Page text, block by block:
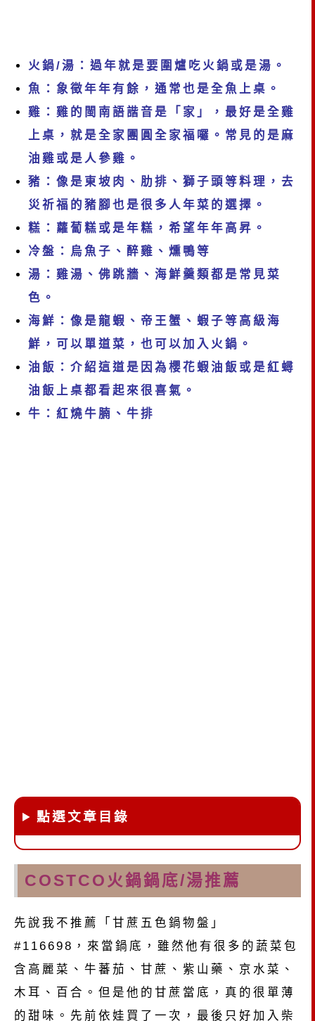
火鍋/湯：過年就是要圍爐吃火鍋或是湯。
魚：象徵年年有餘，通常也是全魚上桌。
雞：雞的閩南語諧音是「家」，最好是全雞
上桌，就是全家團圓全家福囉。常見的是麻
油雞或是人參雞。
豬：像是東坡肉、肋排、獅子頭等料理，去
災祈福的豬腳也是很多人年菜的選擇。
糕：蘿蔔糕或是年糕，希望年年高昇。
冷盤：烏魚子、醉雞、燻鴨等
湯：雞湯、佛跳牆、海鮮羹類都是常見菜
色。
海鮮：像是龍蝦、帝王蟹、蝦子等高級海
鮮，可以單道菜，也可以加入火鍋。
油飯：介紹這道是因為櫻花蝦油飯或是紅蟳
油飯上桌都看起來很喜氣。
牛：紅燒牛腩、牛排
點選文章目錄
COSTCO火鍋鍋底/湯推薦
先說我不推薦「甘蔗五色鍋物盤」
#116698，來當鍋底，雖然他有很多的蔬菜包
含高麗菜、牛蕃茄、甘蔗、紫山藥、京水菜、
木耳、百合。但是他的甘蔗當底，真的很單薄
的甜味。先前依娃買了一次，最後只好加入柴